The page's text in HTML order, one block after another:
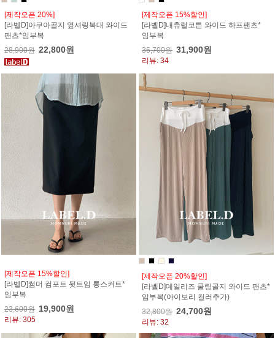
[제작오픈 20%]
[라벨D]아쿠아골지 옆셔링복대 와이드
팬츠*임부복
28,900원 22,800원
[제작오픈 15%할인]
[라벨D]내츄럴코튼 와이드 하프팬츠*
임부복
36,700원 31,900원
리뷰: 34
[제작오픈 15%할인]
[라벨D]썸머 컴포트 뒷트임 롱스커트*
임부복
23,600원 19,900원
리뷰: 305
[제작오픈 20%할인]
[라벨D]데일리즈 쿨링골지 와이드 팬츠*
임부복(아이보리 컬러추가)
32,800원 24,700원
리뷰: 32